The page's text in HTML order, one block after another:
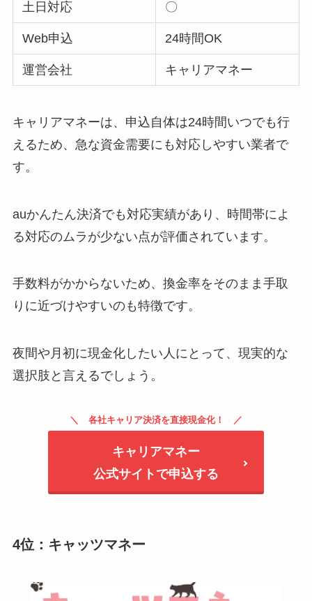
土日対応 〇
Web申込 24時間OK
運営会社 キャリアマネー
キャリアマネーは、申込自体は24時間いつでも行
えるため、急な資金需要にも対応しやすい業者で
す。
auかんたん決済でも対応実績があり、時間帯によ
る対応のムラが少ない点が評価されています。
手数料がかからないため、換金率をそのまま手取
りに近づけやすいのも特徴です。
夜間や月初に現金化したい人にとって、現実的な
選択肢と言えるでしょう。
各社キャリア決済を直接現金化！
キャリアマネー
公式サイトで申込する
4位：キャッツマネー